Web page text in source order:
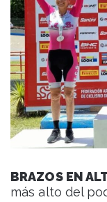
BRAZOS EN
más alto del